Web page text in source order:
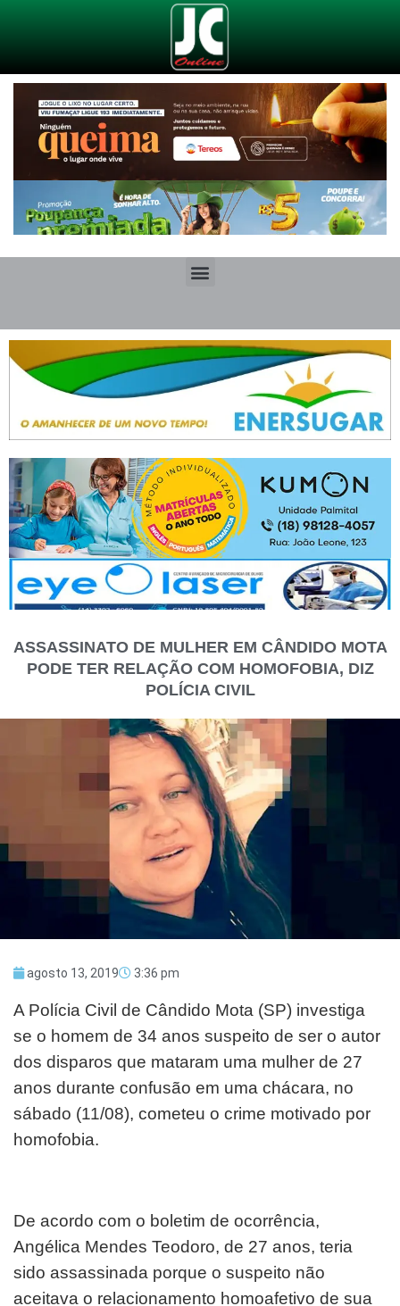
ASSASSINATO DE MULHER EM CÂNDIDO MOTA
PODE TER RELAÇÃO COM HOMOFOBIA, DIZ
POLÍCIA CIVIL
agosto 13, 2019 3:36 pm
A Polícia Civil de Cândido Mota (SP) investiga
se o homem de 34 anos suspeito de ser o autor
dos disparos que mataram uma mulher de 27
anos durante confusão em uma chácara, no
sábado (11/08), cometeu o crime motivado por
homofobia.
De acordo com o boletim de ocorrência,
Angélica Mendes Teodoro, de 27 anos, teria
sido assassinada porque o suspeito não
aceitava o relacionamento homoafetivo de sua